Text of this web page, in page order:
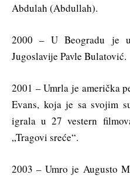
Abdulah (Abdullah).
2000 – U Beogradu je
Jugoslavije Pavle Bulatović.
2001 – Umrla je američka
Evans, koja je sa svojim
igrala u 27 vestern
„Tragovi sreće“.
2003 – Umro je Augusto